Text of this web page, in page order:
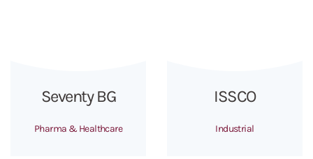
Seventy BG
Pharma & Healthcare
ISSCO
Industrial